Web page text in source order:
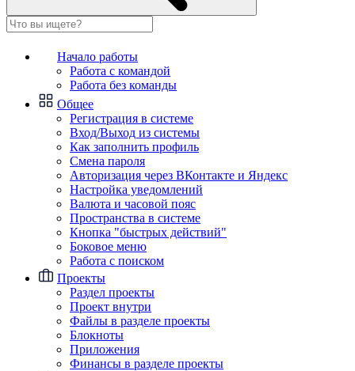
Начало работы
Работа с командой
Работа без команды
Общее
Регистрация в системе
Вход/Выход из системы
Как заполнить профиль
Смена пароля
Авторизация через ВКонтакте и Яндекс
Настройка уведомлений
Валюта и часовой пояс
Пространства в системе
Кнопка "быстрых действий"
Боковое меню
Работа с поиском
Проекты
Раздел проекты
Проект внутри
Файлы в разделе проекты
Блокноты
Приложения
Финансы в разделе проекты